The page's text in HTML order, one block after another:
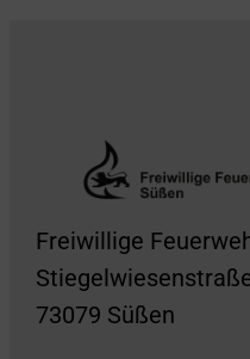
Freiwillige
73079 Süßen